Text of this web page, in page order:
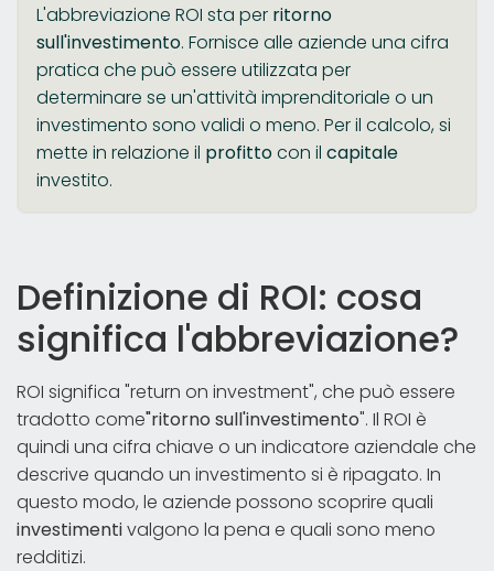
L'abbreviazione ROI sta per ritorno
sull'investimento. Fornisce alle aziende una cifra
pratica che può essere utilizzata per
determinare se un'attività imprenditoriale o un
investimento sono validi o meno. Per il calcolo, si
mette in relazione il profittocon il capitale
investito.
Definizione di ROI: cosa
significa l'abbreviazione?
ROI significa "return on investment", che può essere
tradotto come"ritorno sull'investimento". Il ROI è
quindi una cifra chiave o un indicatore aziendale che
descrive quando un investimento si è ripagato. In
questo modo, le aziende possono scoprire quali
investimentivalgono la pena e quali sono meno
redditizi.